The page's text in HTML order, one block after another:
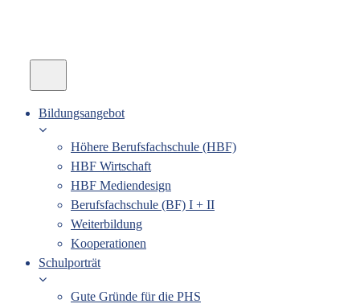
Bildungsangebot
Höhere Berufsfachschule (HBF)
HBF Wirtschaft
HBF Mediendesign
Berufsfachschule (BF) I + II
Weiterbildung
Kooperationen
Schulporträt
Gute Gründe für die PHS